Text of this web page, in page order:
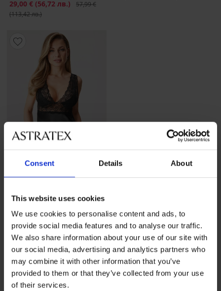
Consent Details About
This website uses cookies
We use cookies to personalise content and ads, to
provide social media features and to analyse our traffic.
We also share information about your use of our site with
our social media, advertising and analytics partners who
may combine it with other information that you’ve
provided to them or that they’ve collected from your use
of their services.
Намаление
29,00 € (56,72 лв.) Първоначална цена
57,99 €
(113,42 лв.)
Еротичен комплект Belinda
40,99 €(80,17 лв.)